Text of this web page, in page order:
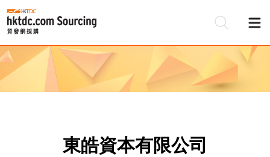
東皓資本有限公司